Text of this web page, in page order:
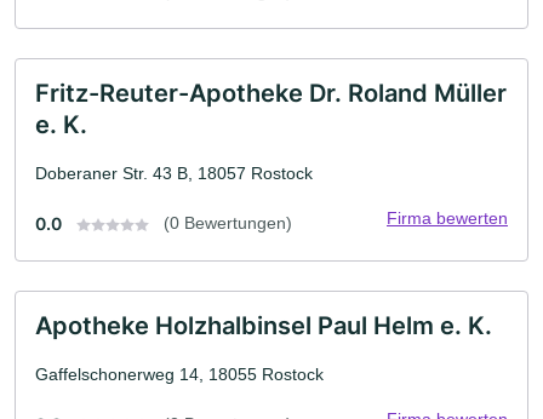
Fritz-Reuter-Apotheke Dr. Roland Müller
e. K.
Doberaner Str. 43 B, 18057 Rostock
0.0 (0 Bewertungen) Firma bewerten
Apotheke Holzhalbinsel Paul Helm e. K.
Gaffelschonerweg 14, 18055 Rostock